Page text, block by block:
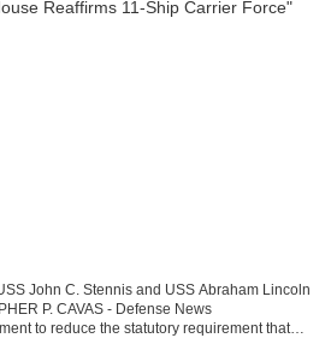
John C. Stennis and USS Abraham Lincoln
P. CAVAS - Defense News
to reduce the statutory requirement that